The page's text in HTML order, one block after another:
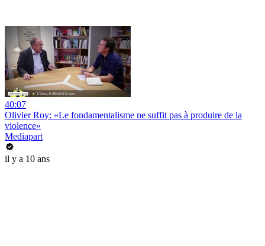
40:07
Olivier Roy: «Le fondamentalisme ne suffit pas à produire de la
violence»
Mediapart
il y a 10 ans